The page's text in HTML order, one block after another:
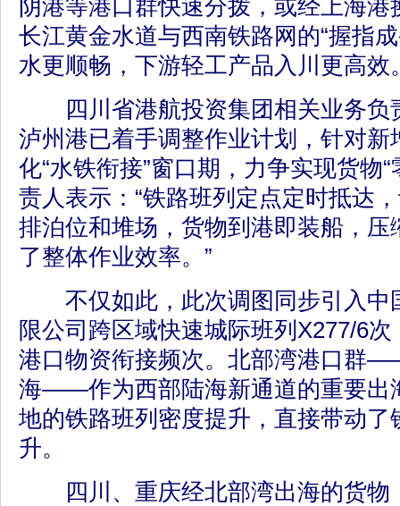
阴港等港口群快速分拨，或经上海
长江黄金水道与西南铁路网的“握指
水更顺畅，下游轻工产品入川更高效
四川省港航投资集团相关业务负
泸州港已着手调整作业计划，针对新
化“水铁衔接”窗口期，力争实现货物
责人表示：“铁路班列定点定时抵达
排泊位和堆场，货物到港即装船，压
了整体作业效率。”
不仅如此，此次调图同步引入中
限公司跨区域快速城际班列X277/6
港口物资衔接频次。北部湾港口群
海——作为西部陆海新通道的重要出
地的铁路班列密度提升，直接带动了
升。
四川、重庆经北部湾出海的货物